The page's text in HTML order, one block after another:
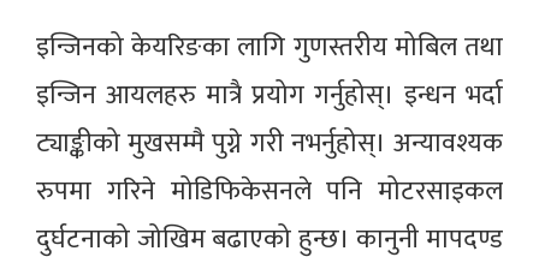
इन्जिनको केयरिङका लागि गुणस्तरीय मोबिल तथा
इन्जिन आयलहरु मात्रै प्रयोग गर्नुहोस्। इन्धन भर्दा
ट्याङ्कीको मुखसम्मै पुग्ने गरी नभर्नुहोस्। अन्यावश्यक
रुपमा गरिने मोडिफिकेसनले पनि मोटरसाइकल
दुर्घटनाको जोखिम बढाएको हुन्छ। कानुनी मापदण्ड